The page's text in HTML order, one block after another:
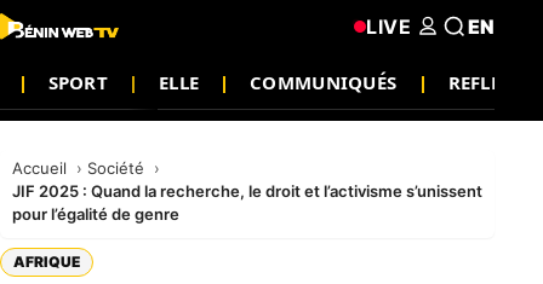
SPORT ELLE COMMUNIQUÉS
LIVE EN
Accueil
Société
JIF 2025 : Quand la recherche, le droit et l’activisme s’unissent
pour l’égalité de genre
AFRIQUE